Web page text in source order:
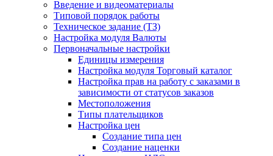
Введение и видеоматериалы
Типовой порядок работы
Техническое задание (ТЗ)
Настройка модуля Валюты
Первоначальные настройки
Единицы измерения
Настройка модуля Торговый каталог
Настройка прав на работу с заказами в
зависимости от статусов заказов
Местоположения
Типы плательщиков
Настройка цен
Создание типа цен
Создание наценки